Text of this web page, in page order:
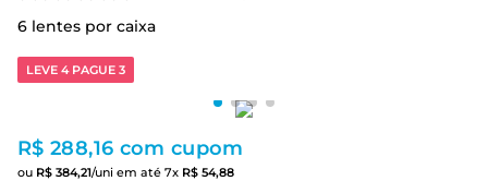
6 lentes por caixa
LEVE 4 PAGUE 3
R$ 288,16 com cupom
ou R$ 384,21/uni em até 7x R$ 54,88